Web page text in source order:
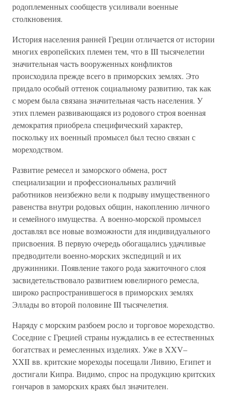
родоплеменных сообществ усиливали военные
столкновения.
История населения ранней Греции отличается от истории
многих европейских племен тем, что в III тысячелетии
значительная часть вооруженных конфликтов
происходила прежде всего в приморских землях. Это
придало особый оттенок социальному развитию, так как
с морем была связана значительная часть населения. У
этих племен развивающаяся из родового строя военная
демократия приобрела специфический характер,
поскольку их военный промысел был тесно связан с
мореходством.
Развитие ремесел и заморского обмена, рост
специализации и профессиональных различий
работников неизбежно вели к подрыву имущественного
равенства внутри родовых общин, накоплению личного
и семейного имущества. А военно-морской промысел
доставлял все новые возможности для индивидуального
присвоения. В первую очередь обогащались удачливые
предводители военно-морских экспедиций и их
дружинники. Появление такого рода зажиточного слоя
засвидетельствовало развитием ювелирного ремесла,
широко распространившегося в приморских землях
Эллады во второй половине III тысячелетия.
Наряду с морским разбоем росло и торговое мореходство.
Соседние с Грецией страны нуждались в ее естественных
богатствах и ремесленных изделиях. Уже в XXV–
XXII вв. критские мореходы посещали Ливию, Египет и
достигали Кипра. Видимо, спрос на продукцию критских
гончаров в заморских краях был значителен.